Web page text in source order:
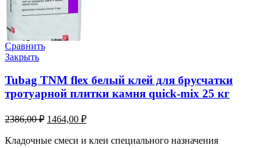
Сравнить
Закрыть
Tubag TNM flex белый клей для брусчатки
тротуарной плитки камня quick-mix 25 кг
2386,00₽ 1464,00 ₽
Кладочные смеси и клеи специального назначения